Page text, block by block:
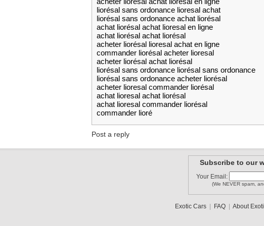
liorésal sans ordonance lioresal achat
liorésal sans ordonance achat liorésal
achat liorésal achat lioresal en ligne
achat liorésal achat liorésal
acheter liorésal lioresal achat en ligne
commander liorésal acheter lioresal
acheter liorésal achat liorésal
liorésal sans ordonance liorésal sans ordonance
liorésal sans ordonance acheter liorésal
acheter lioresal commander liorésal
achat lioresal achat liorésal
achat lioresal commander liorésal
commander lioré
Post a reply
Subscribe to our
Your Email:
(We NEVER spam,
Exotic Cars FAQ About